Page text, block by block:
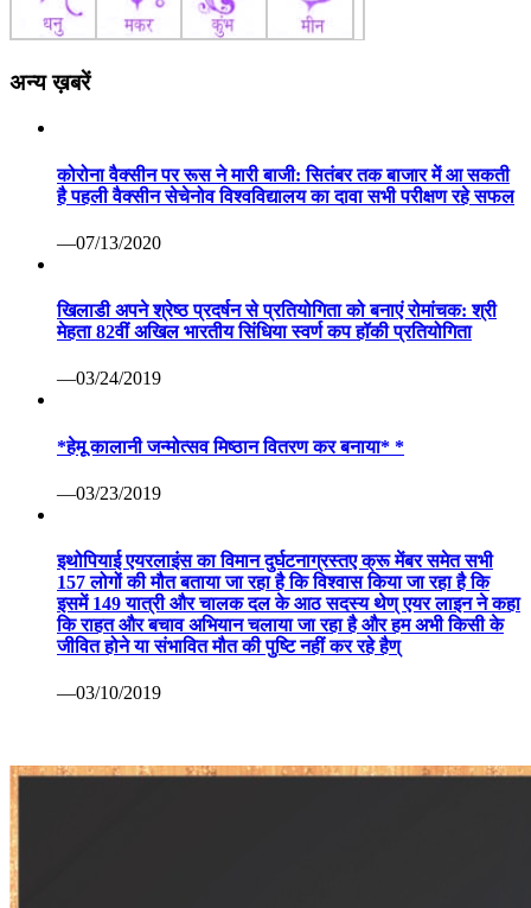
अन्य ख़बरें
कोरोना वैक्सीन पर रूस ने मारी बाजी: सितंबर तक बाजार में आ सकती
है पहली वैक्सीन सेचेनोव विश्वविद्यालय का दावा सभी परीक्षण रहे सफल
—07/13/2020
खिलाडी अपने श्रेष्ठ प्रदर्षन से प्रतियोगिता को बनाएं रोमांचक: श्री
मेहता 82वीं अखिल भारतीय सिंधिया स्वर्ण कप हॉकी प्रतियोगिता
—03/24/2019
*हेमू कालानी जन्मोत्सव मिष्ठान वितरण कर बनाया* *
—03/23/2019
इथोपियाई एयरलाइंस का विमान दुर्घटनाग्रस्तए क्रू मेंबर समेत सभी
157 लोगों की मौत बताया जा रहा है कि विश्वास किया जा रहा है कि
इसमें 149 यात्री और चालक दल के आठ सदस्य थेण् एयर लाइन ने कहा
कि राहत और बचाव अभियान चलाया जा रहा है और हम अभी किसी के
जीवित होने या संभावित मौत की पुष्टि नहीं कर रहे हैण्
—03/10/2019